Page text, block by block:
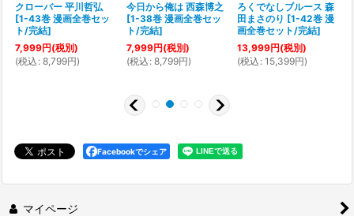
クローバー 平川哲弘
[1-43巻 漫画全巻セッ
ト/完結]
7,999円(税別)
(税込 : 8,799円)
今日から俺は 西森博之
[1-38巻 漫画全巻セッ
ト/完結]
7,999円(税別)
(税込 : 8,799円)
ろくでなしブルース 森
田まさのり [1-42巻 漫
画全巻セット/完結]
13,999円(税別)
(税込 : 15,399円)
Facebookでシェア
マイページ